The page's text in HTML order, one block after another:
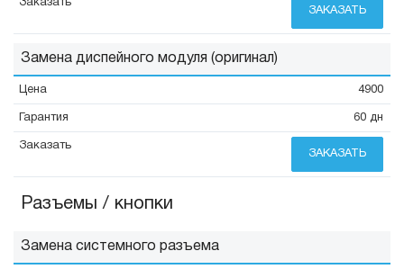
ЗАКАЗАТЬ
Замена диспейного модуля (оригинал)
4900
60 дн
ЗАКАЗАТЬ
Разъемы / кнопки
Замена системного разъема